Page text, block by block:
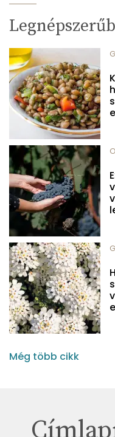
Még több cikk